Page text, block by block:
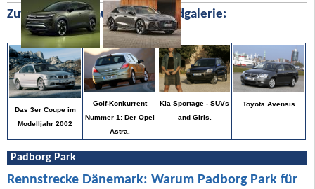
Zufällige Bilder aus unserer Bildgalerie:
Das 3er Coupe im
Modelljahr 2002
Golf-Konkurrent
Nummer 1: Der Opel
Astra.
Kia Sportage - SUVs
and Girls.
Toyota Avensis
Padborg Park
Rennstrecke Dänemark: Warum Padborg Park für